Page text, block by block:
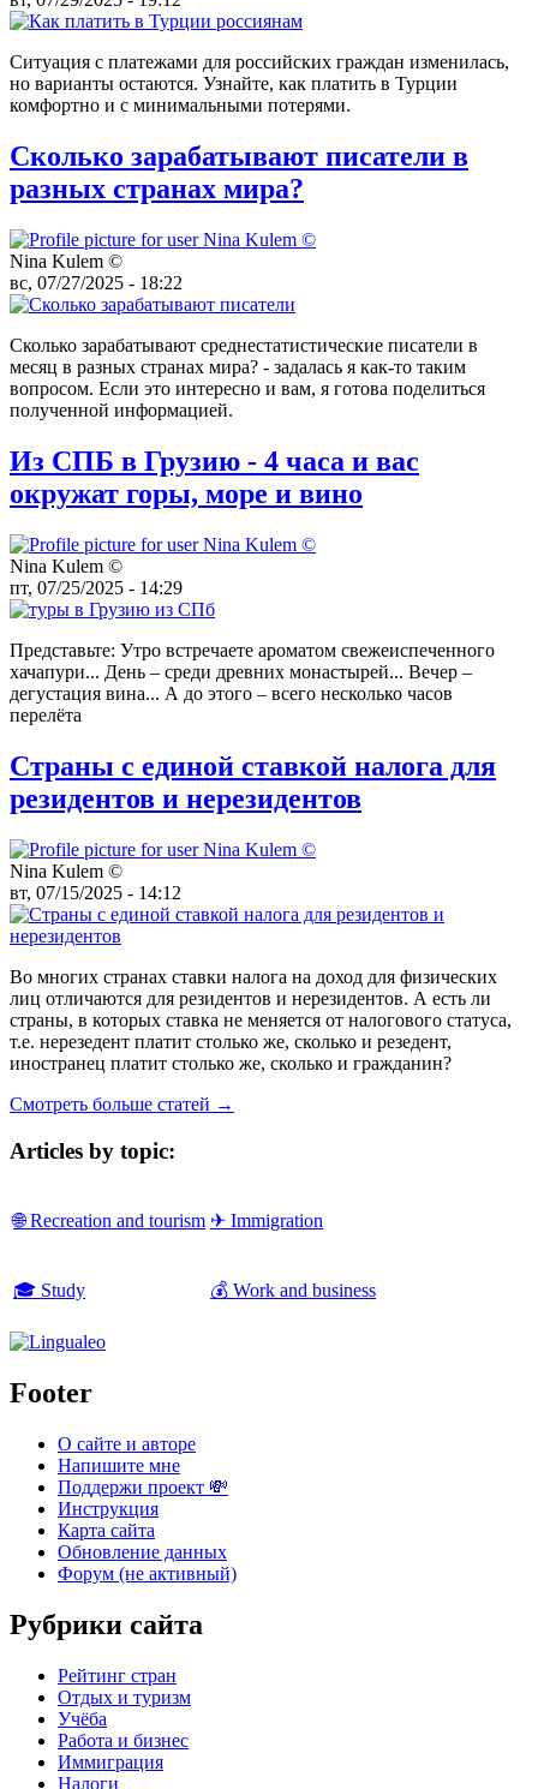
Ситуация с платежами для российских граждан изменилась,
но варианты остаются. Узнайте, как платить в Турции
комфортно и с минимальными потерями.
Сколько зарабатывают писатели в
разных странах мира?
Nina Kulem ©️
вс, 07/27/2025 - 18:22
Сколько зарабатывают среднестатистические писатели в
месяц в разных странах мира? - задалась я как-то таким
вопросом. Если это интересно и вам, я готова поделиться
полученной информацией.
Из СПБ в Грузию - 4 часа и вас
окружат горы, море и вино
Nina Kulem ©️
пт, 07/25/2025 - 14:29
Представьте: Утро встречаете ароматом свежеиспеченного
хачапури... День – среди древних монастырей... Вечер –
дегустация вина... А до этого – всего несколько часов
перелёта
Страны с единой ставкой налога для
резидентов и нерезидентов
Nina Kulem ©️
вт, 07/15/2025 - 14:12
Во многих странах ставки налога на доход для физических
лиц отличаются для резидентов и нерезидентов. А есть ли
страны, в которых ставка не меняется от налогового статуса,
т.е. нерезедент платит столько же, сколько и резедент,
иностранец платит столько же, сколько и гражданин?
Смотреть больше статей →
Articles by topic:
🌐 Recreation and tourism ✈ Immigration
🎓 Study 💰 Work and business
Footer
О сайте и авторе
Напишите мне
Поддержи проект 💸
Инструкция
Карта сайта
Обновление данных
Форум (не активный)
Рубрики сайта
Рейтинг стран
Отдых и туризм
Учёба
Работа и бизнес
Иммиграция
Налоги